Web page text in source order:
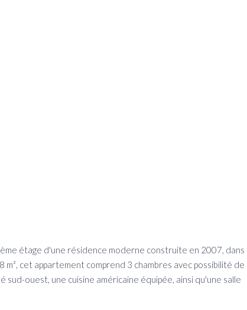
étage d'une résidence moderne construite en 2007, dans
cet appartement comprend 3 chambres avec possibilité de
sud-ouest, une cuisine américaine équipée, ainsi qu'une salle